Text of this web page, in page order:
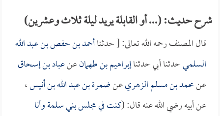
شرح حديث: (... أو القابلة يريد ليلة ثلاث وعشرين)
قال المصنف رحمه الله تعالى: [ حدثناأحمد بن حفص بن عبد الله
السلميحدثنا أبي حدثناإبراهيم بن طهمانعنعباد بن إسحاق
عنمحمد بن مسلم الزهريعنضمرة بن عبد الله بن أنيس،
عن أبيه رضي الله عنه قال: (كنت في مجلس بني سلمة وأنا